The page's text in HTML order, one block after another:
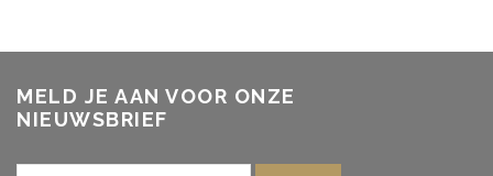
MELD JE AAN VOOR ONZE
NIEUWSBRIEF